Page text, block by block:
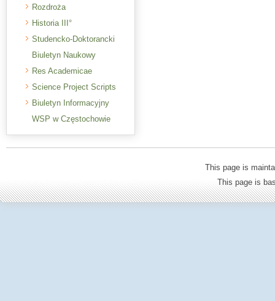
Rozdroża
Historia III°
Studencko-Doktorancki
Biuletyn Naukowy
Res Academicae
Science Project Scripts
Biuletyn Informacyjny
WSP w Częstochowie
This page is
This page is